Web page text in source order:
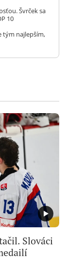
Švrček sa
10
tým najlepším,
Slováci